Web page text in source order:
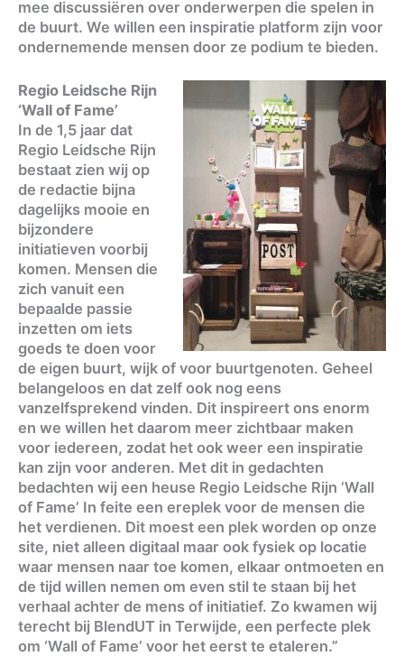
mee discussiëren over onderwerpen die spelen in
de buurt. We willen een inspiratie platform zijn voor
ondernemende mensen door ze podium te bieden.
Regio Leidsche Rijn
‘Wall of Fame’
In de 1,5 jaar dat
Regio Leidsche Rijn
bestaat zien wij op
de redactie bijna
dagelijks mooie en
bijzondere
initiatieven voorbij
komen. Mensen die
zich vanuit een
bepaalde passie
inzetten om iets
goeds te doen voor
de eigen buurt, wijk of voor buurtgenoten. Geheel
belangeloos en dat zelf ook nog eens
vanzelfsprekend vinden. Dit inspireert ons enorm
en we willen het daarom meer zichtbaar maken
voor iedereen, zodat het ook weer een inspiratie
kan zijn voor anderen. Met dit in gedachten
bedachten wij een heuse Regio Leidsche Rijn ‘Wall
of Fame’ In feite een ereplek voor de mensen die
het verdienen. Dit moest een plek worden op onze
site, niet alleen digitaal maar ook fysiek op locatie
waar mensen naar toe komen, elkaar ontmoeten en
de tijd willen nemen om even stil te staan bij het
verhaal achter de mens of initiatief. Zo kwamen wij
terecht bij BlendUT in Terwijde, een perfecte plek
om ‘Wall of Fame’ voor het eerst te etaleren.”